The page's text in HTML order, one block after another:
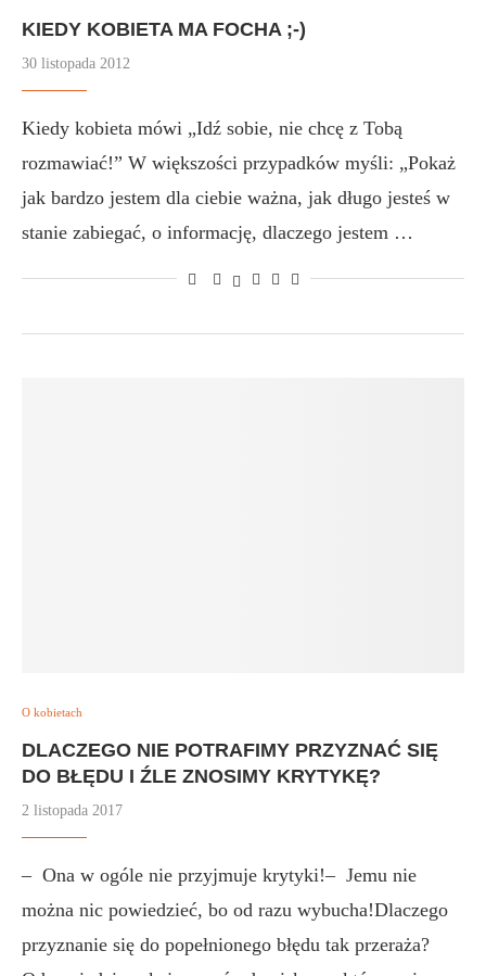
KIEDY KOBIETA MA FOCHA ;-)
30 listopada 2012
Kiedy kobieta mówi „Idź sobie, nie chcę z Tobą
rozmawiać!” W większości przypadków myśli: „Pokaż
jak bardzo jestem dla ciebie ważna, jak długo jesteś w
stanie zabiegać, o informację, dlaczego jestem …
O kobietach
DLACZEGO NIE POTRAFIMY PRZYZNAĆ SIĘ
DO BŁĘDU I ŹLE ZNOSIMY KRYTYKĘ?
2 listopada 2017
– Ona w ogóle nie przyjmuje krytyki!– Jemu nie
można nic powiedzieć, bo od razu wybucha!Dlaczego
przyznanie się do popełnionego błędu tak przeraża?